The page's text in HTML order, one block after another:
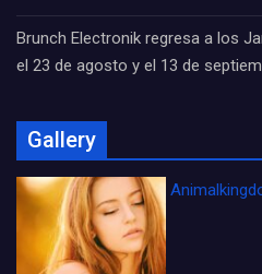
Brunch Electronik regresa a los
el 23 de agosto y el 13 de
Gallery